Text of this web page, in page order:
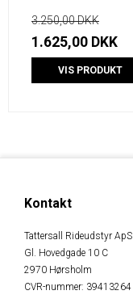
3.250,00 DKK
1.625,00 DKK
VIS PRODUKT
Kontakt
Tattersall Rideudstyr ApS
Gl. Hovedgade 10 C
2970 Hørsholm
CVR-nummer: 39413264